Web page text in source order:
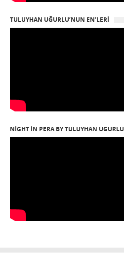
TULUYHAN UĞURLU’NUN EN’LERI
NIGHT IN PERA BY TULUYHAN UGURLU